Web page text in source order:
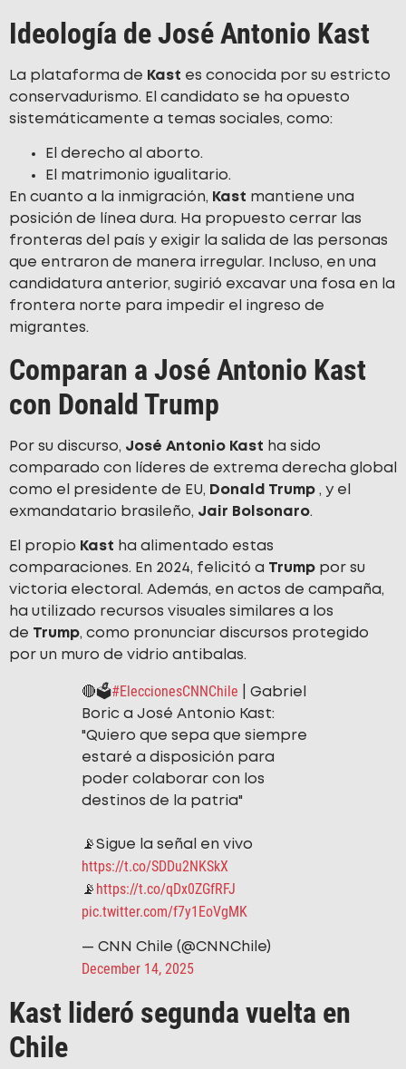
Ideología de José Antonio Kast
La plataforma de Kast es conocida por su estricto
conservadurismo. El candidato se ha opuesto
sistemáticamente a temas sociales, como:
El derecho al aborto.
El matrimonio igualitario.
En cuanto a la inmigración, Kast mantiene una
posición de línea dura. Ha propuesto cerrar las
fronteras del país y exigir la salida de las personas
que entraron de manera irregular. Incluso, en una
candidatura anterior, sugirió excavar una fosa en la
frontera norte para impedir el ingreso de
migrantes.
Comparan a José Antonio Kast
con Donald Trump
Por su discurso, José Antonio Kast ha sido
comparado con líderes de extrema derecha global
como el presidente de EU, Donald Trump , y el
exmandatario brasileño, Jair Bolsonaro.
El propio Kast ha alimentado estas
comparaciones. En 2024, felicitó a Trump por su
victoria electoral. Además, en actos de campaña,
ha utilizado recursos visuales similares a los
de Trump, como pronunciar discursos protegido
por un muro de vidrio antibalas.
🔴🗳️#EleccionesCNNChile | Gabriel
Boric a José Antonio Kast:
"Quiero que sepa que siempre
estaré a disposición para
poder colaborar con los
destinos de la patria"
📡Sigue la señal en vivo
https://t.co/SDDu2NKSkX
📡 https://t.co/qDx0ZGfRFJ
pic.twitter.com/f7y1EoVgMK
— CNN Chile (@CNNChile)
December 14, 2025
Kast lideró segunda vuelta en
Chile